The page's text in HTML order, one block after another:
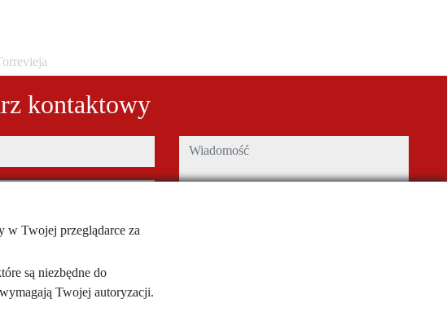
kontaktowy
warunki użytkowania i
wiadomość
w Twojej przeglądarce za
są niezbędne do
Twojej autoryzacji.